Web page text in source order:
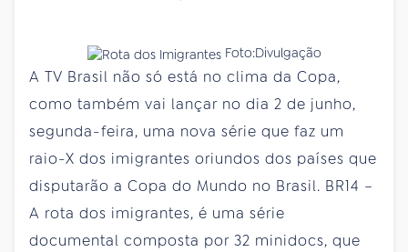
Foto:Divulgação
A TV Brasil não só está no clima da Copa,
como também vai lançar no dia 2 de junho,
segunda-feira, uma nova série que faz um
raio-X dos imigrantes oriundos dos países que
disputarão a Copa do Mundo no Brasil. BR14 –
A rota dos imigrantes, é uma série
documental composta por 32 minidocs, que